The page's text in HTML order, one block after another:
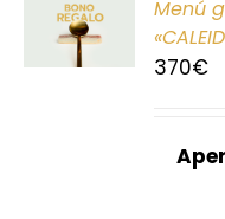
Menú
370€